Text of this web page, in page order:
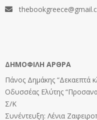
ΔΗΜΟΦΙΛΉ ΆΡΘΡΑ
Πάνος Δημάκης “Δεκαεπτά
Οδυσσέας Ελύτης
Σ/Κ
Συνέντευξη: Λένια